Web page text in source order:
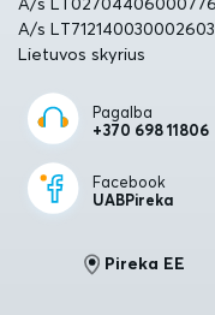
A/s
Lietuvos skyrius
Pagalba
+370 698 11806
Facebook
UABPireka
Pireka EE